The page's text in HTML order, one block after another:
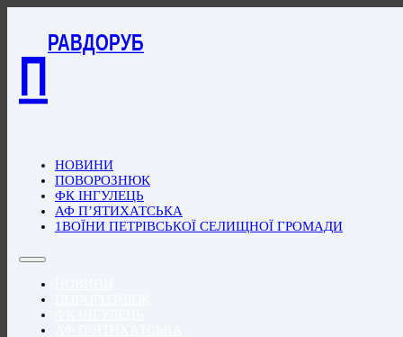
П
РАВДОРУБ
НОВИНИ
ПОВОРОЗНЮК
ФК ІНГУЛЕЦЬ
АФ П’ЯТИХАТСЬКА
1ВОЇНИ ПЕТРІВСЬКОЇ СЕЛИЩНОЇ ГРОМАДИ